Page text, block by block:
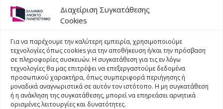
Διαχείριση Συγκατάθεσης
Cookies
Για να παρέχουμε την καλύτερη εμπειρία, χρησιμοποιούμε
τεχνολογίες όπως cookies για την αποθήκευση ή/και την πρόσβαση
σε πληροφορίες συσκευών. Η συγκατάθεση για τις εν λόγω
τεχνολογίες θα μας επιτρέψει να επεξεργαστούμε δεδομένα
προσωπικού χαρακτήρα, όπως συμπεριφορά περιήγησης ή
μοναδικά αναγνωριστικά σε αυτόν τον ιστότοπο. Η μη συγκατάθεση
ή η ανάκληση της συγκατάθεσης, μπορεί να επηρεάσει αρνητικά
ορισμένες λειτουργίες και δυνατότητες.
Συνεργαζόμενα ιδρύματα
Χάρτης φοιτητή Erasmus+
Τρέχουσες Προκηρύξεις
Partner institutions
ECTS User’s Guide
Erasmus+ Student Charter
Erasmus+ Charter for Higher Education (ECHE) 2014 –
2020
ΠΡΟΗΓΟΎΜΕΝΟ
European Journal of
Applied Business &
Management – Call for
Papers
ERASMUS+ 2015- 2016:
Υποβολή Αιτήσεων ΔΕΠ
για Διδασκαλία